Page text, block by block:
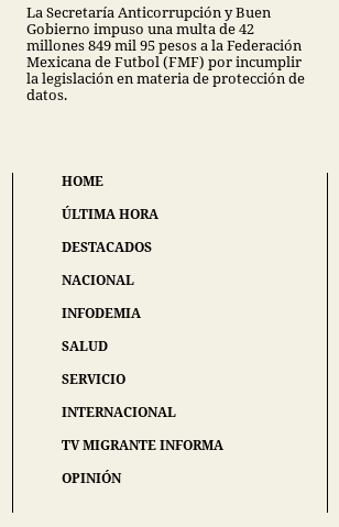
La Secretaría Anticorrupción y Buen
Gobierno impuso una multa de 42
millones 849 mil 95 pesos a la Federación
Mexicana de Futbol (FMF) por incumplir
la legislación en materia de protección de
datos.
HOME
ÚLTIMA HORA
DESTACADOS
NACIONAL
INFODEMIA
SALUD
SERVICIO
INTERNACIONAL
TV MIGRANTE INFORMA
OPINIÓN